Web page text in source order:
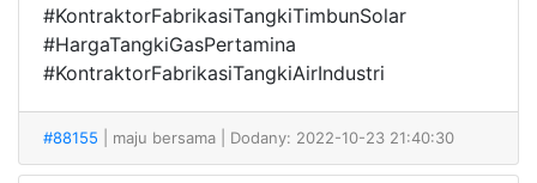
#KontraktorFabrikasiTangkiTimbunSolar
#HargaTangkiGasPertamina
#KontraktorFabrikasiTangkiAirIndustri
#88155 | maju bersama | Dodany: 2022-10-23 21:40:30